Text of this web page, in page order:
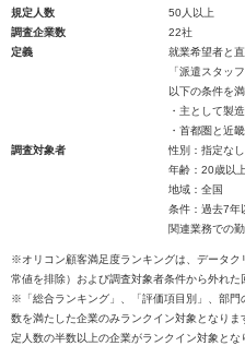
規定人数
50人以上
調査企業数
22社
定義
就業希望者と
「派遣スタッ
以下の条件を
・主として製
・首都圏と近
調査対象者
性別：指定なし
年齢：20歳以上
地域：全国
条件：過去7年
関連業務での
※オリコン顧客満足度ランキングは、データ
常値を排除）および調査対象者条件から外れた
※「総合ランキング」、「評価項目別」、部門
数を満たした企業のみランクイン対象となり
定人数の半数以上の企業がランクイン対象とな